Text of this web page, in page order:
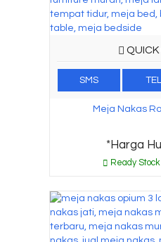
QUICK
SMS TEL
Meja Nakas
*Harga
Ready Stock